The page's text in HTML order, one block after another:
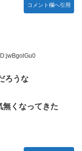
コメント欄へ引用
ID:jwBgolGu0
ろうな
無くなってきた